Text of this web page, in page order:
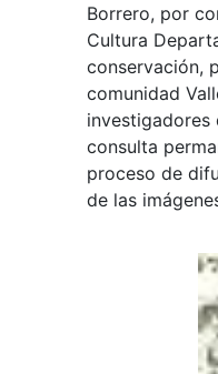
Borrero, por
Cultura
conservación,
comunidad
investigadores
consulta
proceso de
de las